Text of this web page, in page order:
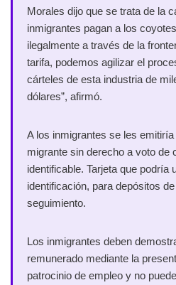
Morales dijo que se trata de la
inmigrantes pagan a los
ilegalmente a través de la
tarifa, podemos agilizar el
cárteles de esta industria de
dólares”, afirmó.
A los inmigrantes se les
migrante sin derecho a voto de
identificable. Tarjeta que podría
identificación, para depósitos
seguimiento.
Los inmigrantes deben
remunerado mediante la
patrocinio de empleo y no